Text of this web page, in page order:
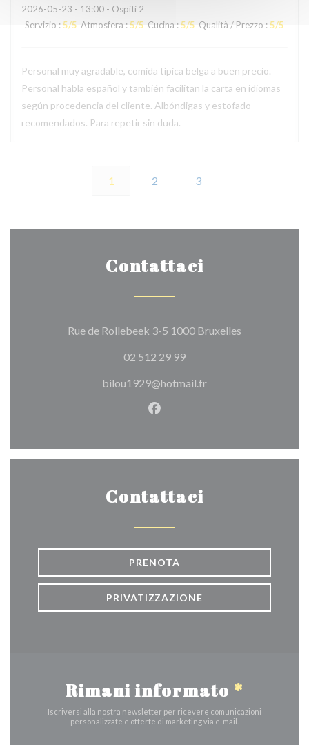
2026-05-23 - 13:00 - Ospiti 2
Servizio :5/5 Atmosfera :5/5 Cucina :5/5 Qualità / Prezzo :5/5
Personal muy agradable, comida típica belga a buen precio.
Personal habla español y también facilitan la carta en idiomas
según procedencia del cliente. Albóndigas y estofado
recomendados. Para repetir sin duda.
1 2 3
Contattaci
Rue de Rollebeek 3-5 1000 Bruxelles
02 512 29 99
bilou1929@hotmail.fr
Facebook ((apre una nuova
Contattaci
PRENOTA
PRIVATIZZAZIONE
Rimani informato *
Iscriversi alla nostra newsletter per ricevere comunicazioni
personalizzate e offerte di marketing via e-mail.